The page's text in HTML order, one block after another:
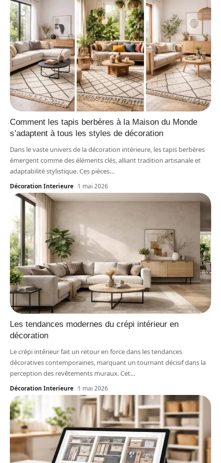
Comment les tapis berbères à la Maison du Monde
s’adaptent à tous les styles de décoration
Dans le vaste univers de la décoration intérieure, les tapis berbères
émergent comme des éléments clés, alliant tradition artisanale et
adaptabilité stylistique. Ces pièces…
Décoration Interieure 1 mai 2026
Les tendances modernes du crépi intérieur en
décoration
Le crépi intérieur fait un retour en force dans les tendances
décoratives contemporaines, marquant un tournant décisif dans la
perception des revêtements muraux. Cet…
Décoration Interieure 1 mai 2026